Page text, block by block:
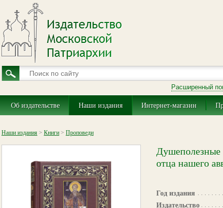
Расширенный
Об издательстве Наши издания Интернет-магазин
Наши издания > Книги > Проповеди
Душеполезные
отца нашего
Год издания
Издательство